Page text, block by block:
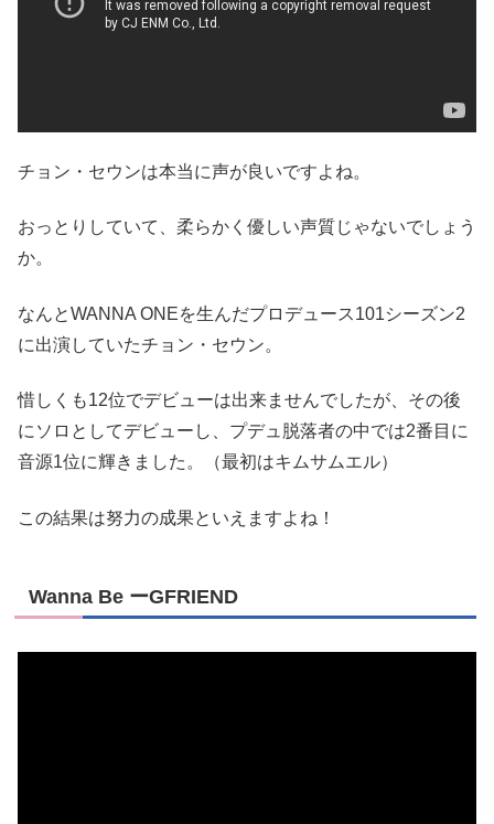
チョン・セウンは本当に声が良いですよね。
おっとりしていて、柔らかく優しい声質じゃないでしょう
か。
なんとWANNA ONEを生んだプロデュース101シーズン2
に出演していたチョン・セウン。
惜しくも12位でデビューは出来ませんでしたが、その後
にソロとしてデビューし、プデュ脱落者の中では2番目に
音源1位に輝きました。（最初はキムサムエル）
この結果は努力の成果といえますよね！
Wanna Be ーGFRIEND